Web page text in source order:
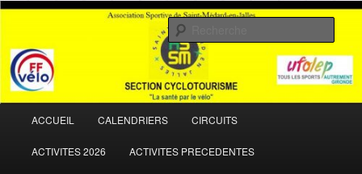
Aller
principalASSM Cyclotourisme
La santé par le vélo
principal
ACCUEIL CALENDRIERS CIRCUITS
ACTIVITES 2026 ACTIVITES PRECEDENTES